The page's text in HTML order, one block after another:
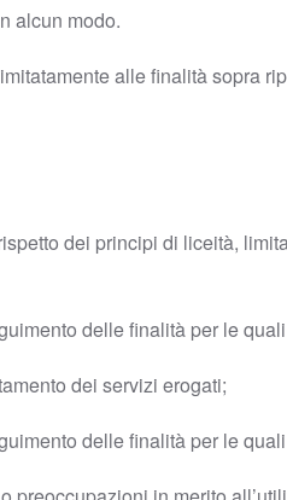
alcun modo.
alle finalità sopra
dei principi di liceità,
delle finalità per le
dei servizi erogati;
delle finalità per le